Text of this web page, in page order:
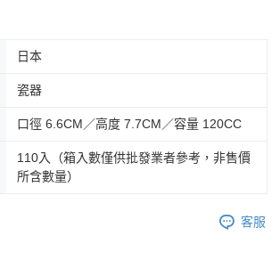
含以上)免運費
日本
瓷器
口徑 6.6CM／高度 7.7CM／容量 120CC
110入（箱入數僅供批發業者參考，非售價
所含數量）
客服